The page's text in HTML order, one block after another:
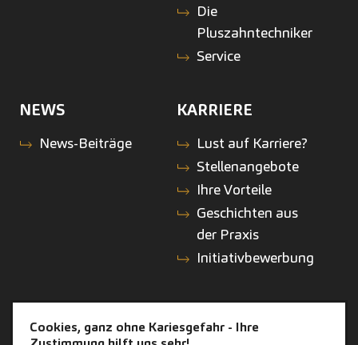
Die
Pluszahntechniker
Service
NEWS
News-Beiträge
KARRIERE
Lust auf Karriere?
Stellenangebote
Ihre Vorteile
Geschichten aus
der Praxis
Initiativbewerbung
Cookies, ganz ohne Kariesgefahr - Ihre